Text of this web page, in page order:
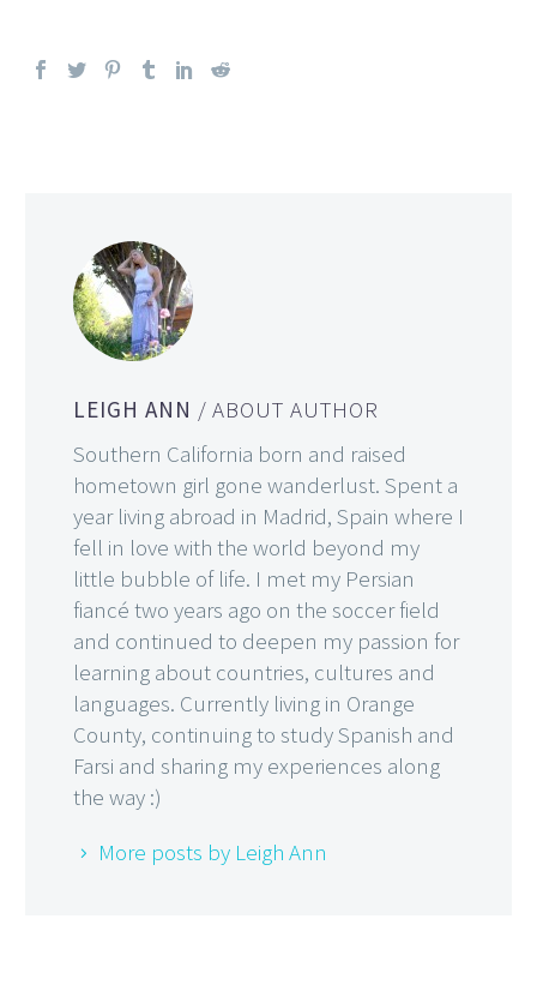
LEIGH ANN / ABOUT AUTHOR
Southern California born and raised
hometown girl gone wanderlust. Spent a
year living abroad in Madrid, Spain where I
fell in love with the world beyond my
little bubble of life. I met my Persian
fiancé two years ago on the soccer field
and continued to deepen my passion for
learning about countries, cultures and
languages. Currently living in Orange
County, continuing to study Spanish and
Farsi and sharing my experiences along
the way :)
More posts by Leigh Ann